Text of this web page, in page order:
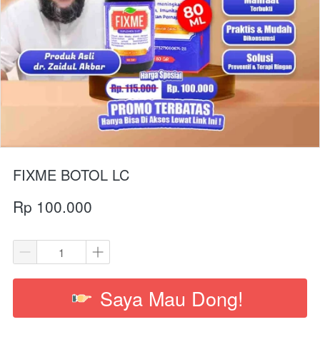
FIXME BOTOL LC
Rp 100.000
` Saya Mau Dong!